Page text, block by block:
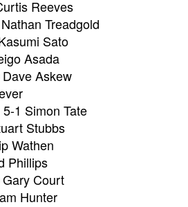
Reeves
Treadgold
Sato
Asada
Askew
1 Simon Tate
Stubbs
Wathen
Phillips
Court
Hunter